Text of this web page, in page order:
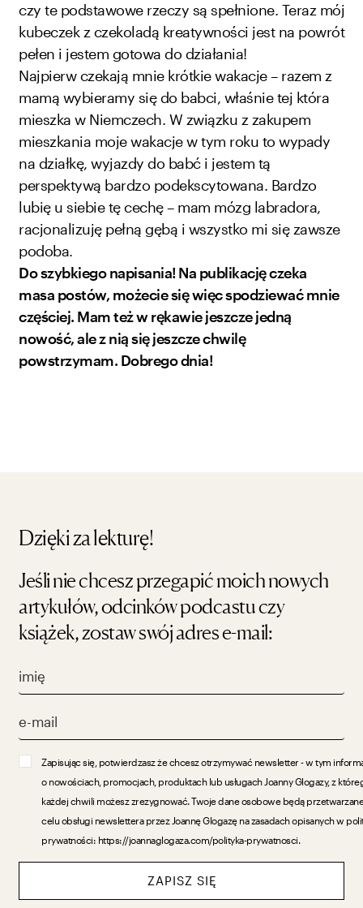
czy te podstawowe rzeczy są spełnione. Teraz mój
kubeczek z czekoladą kreatywności jest na powrót
pełen i jestem gotowa do działania!
Najpierw czekają mnie krótkie wakacje – razem z
mamą wybieramy się do babci, właśnie tej która
mieszka w Niemczech. W związku z zakupem
mieszkania moje wakacje w tym roku to wypady
na działkę, wyjazdy do babć i jestem tą
perspektywą bardzo podekscytowana. Bardzo
lubię u siebie tę cechę – mam mózg labradora,
racjonalizuję pełną gębą i wszystko mi się zawsze
podoba.
Do szybkiego napisania! Na publikację czeka
masa postów, możecie się więc spodziewać mnie
częściej. Mam też w rękawie jeszcze jedną
nowość, ale z nią się jeszcze chwilę
powstrzymam. Dobrego dnia!
Dzięki za lekturę!
Jeśli nie chcesz przegapić moich nowych
artykułów, odcinków podcastu czy
książek, zostaw swój adres e-mail:
Zapisując się, potwierdzasz że chcesz otrzymywać newsletter - w tym
o nowościach, promocjach, produktach lub usługach Joanny Glogazy, z
każdej chwili możesz zrezygnować. Twoje dane osobowe będą
celu obsługi newslettera przez Joannę Glogazę na zasadach opisanych w
prywatności: https://joannaglogaza.com/polityka-prywatnosci.
ZAPISZ SIĘ